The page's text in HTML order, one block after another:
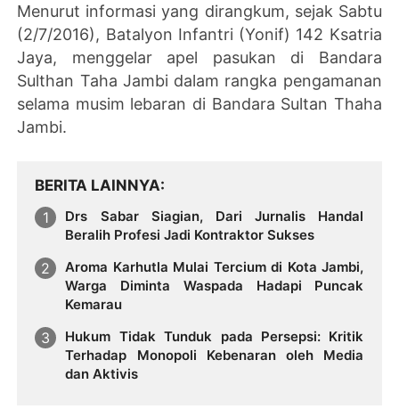
Menurut informasi yang dirangkum, sejak Sabtu
(2/7/2016), Batalyon Infantri (Yonif) 142 Ksatria
Jaya, menggelar apel pasukan di Bandara
Sulthan Taha Jambi dalam rangka pengamanan
selama musim lebaran di Bandara Sultan Thaha
Jambi.
BERITA LAINNYA
Drs Sabar Siagian, Dari Jurnalis Handal
Beralih Profesi Jadi Kontraktor Sukses
Aroma Karhutla Mulai Tercium di Kota Jambi,
Warga Diminta Waspada Hadapi Puncak
Kemarau
Hukum Tidak Tunduk pada Persepsi: Kritik
Terhadap Monopoli Kebenaran oleh Media
dan Aktivis